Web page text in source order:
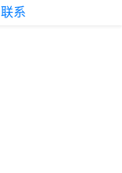
联系